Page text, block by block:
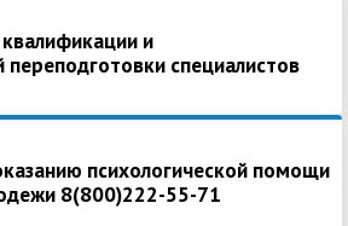
и
специалистов
психологической помощи
8(800)222-55-71